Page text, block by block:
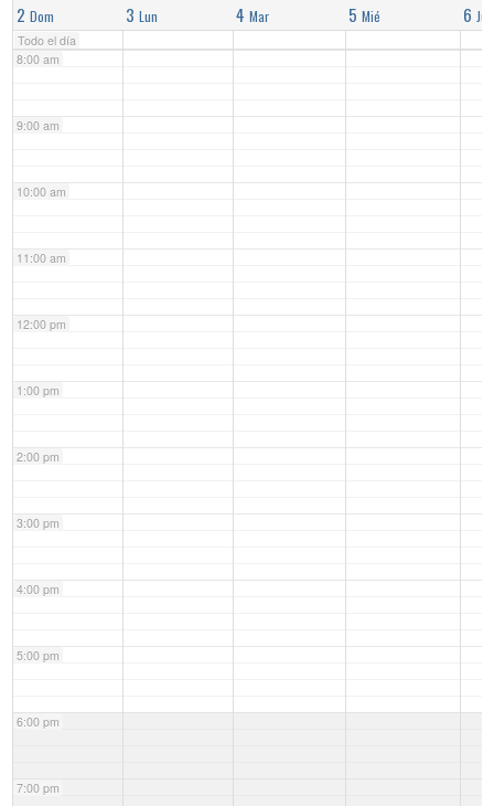
2 Dom 3 Lun 4 Mar 5 Mié 6 Jue
Todo el día
8:00 am
9:00 am
10:00 am
11:00 am
12:00 pm
1:00 pm
2:00 pm
3:00 pm
4:00 pm
5:00 pm
6:00 pm
7:00 pm